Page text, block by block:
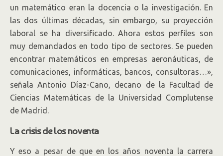
un matemático eran la docencia o la investigación. En
las dos últimas décadas, sin embargo, su proyección
laboral se ha diversificado. Ahora estos perfiles son
muy demandados en todo tipo de sectores. Se pueden
encontrar matemáticos en empresas aeronáuticas, de
comunicaciones, informáticas, bancos, consultoras…»,
señala Antonio Díaz-Cano, decano de la Facultad de
Ciencias Matemáticas de la Universidad Complutense
de Madrid.
La crisis de los noventa
Y eso a pesar de que en los años noventa la carrera